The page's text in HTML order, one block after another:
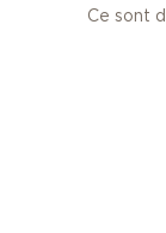
Ce sont